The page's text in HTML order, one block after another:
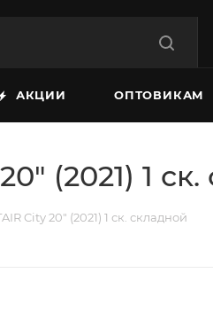
АКЦИИ ОПТОВИКАМ
(2021) 1
City 20" (2021) 1 ск. складной